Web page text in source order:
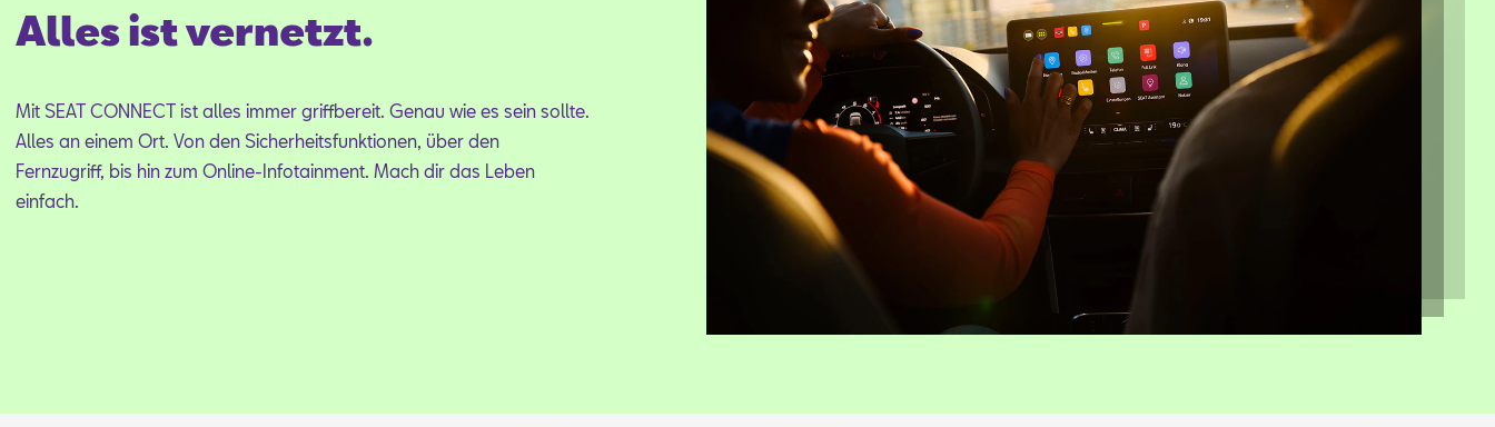
Alles ist vernetzt.
Mit SEAT CON­NECT ist al­les im­mer griff­be­reit. Ge­nau wie es sein soll­te.
Al­les an ei­nem Ort. Von den Si­cher­heits­funk­tio­nen, über den
Fern­zu­griff, bis hin zum On­line-In­fo­tain­ment. Mach dir das Le­ben
ein­fach.